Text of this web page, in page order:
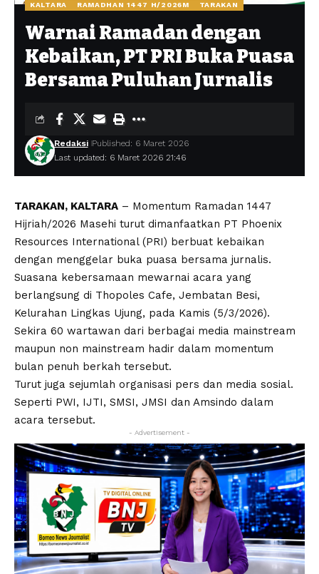
KALTARA RAMADHAN 1447 H/2026M TARAKAN
Warnai Ramadan dengan
Kebaikan, PT PRI Buka Puasa
Bersama Puluhan Jurnalis
Last updated: 6 Maret 2026 21:46
Redaksi Published: 6 Maret 2026
TARAKAN, KALTARA – Momentum Ramadan 1447
Hijriah/2026 Masehi turut dimanfaatkan PT Phoenix
Resources International (PRI) berbuat kebaikan
dengan menggelar buka puasa bersama jurnalis.
Suasana kebersamaan mewarnai acara yang
berlangsung di Thopoles Cafe, Jembatan Besi,
Kelurahan Lingkas Ujung, pada Kamis (5/3/2026).
Sekira 60 wartawan dari berbagai media mainstream
maupun non mainstream hadir dalam momentum
bulan penuh berkah tersebut.
Turut juga sejumlah organisasi pers dan media sosial.
Seperti PWI, IJTI, SMSI, JMSI dan Amsindo dalam
acara tersebut.
- Advertisement -